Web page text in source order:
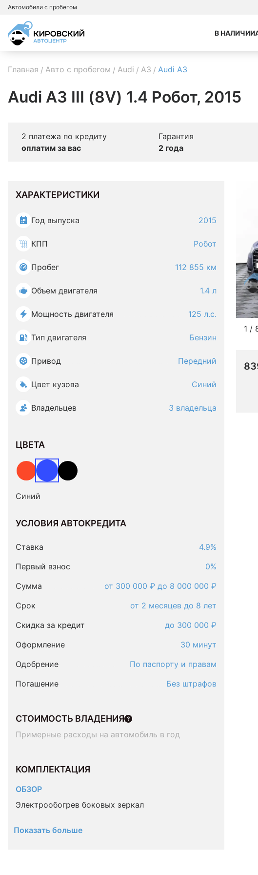
Автомобили с пробегом
В НАЛИЧИИ
Главная Авто с пробегом Audi A3 Audi A3
Audi A3 III (8V) 1.4 Робот, 2015
2 платежа по кредиту
оплатим за вас
Гарантия
2 года
ХАРАКТЕРИСТИКИ
Год выпуска 2015
КПП Робот
Пробег 112 855 км
Объем двигателя 1.4 л
Мощность двигателя 125 л.с.
Тип двигателя Бензин
Привод Передний
Цвет кузова Синий
Владельцев 3 владельца
ЦВЕТА
Синий
УСЛОВИЯ АВТОКРЕДИТА
Ставка
4.9%
Первый взнос
0%
Сумма
от 300 000 ₽ до 8 000 000 ₽
Срок
от 2 месяцев до 8 лет
Скидка за кредит
до 300 000 ₽
Оформление
30 минут
Одобрение
По паспорту и правам
Погашение
Без штрафов
СТОИМОСТЬ ВЛАДЕНИЯ
Примерные расходы на автомобиль в год
КОМПЛЕКТАЦИЯ
ОБЗОР
Электрообогрев боковых зеркал
Показать больше
1 /